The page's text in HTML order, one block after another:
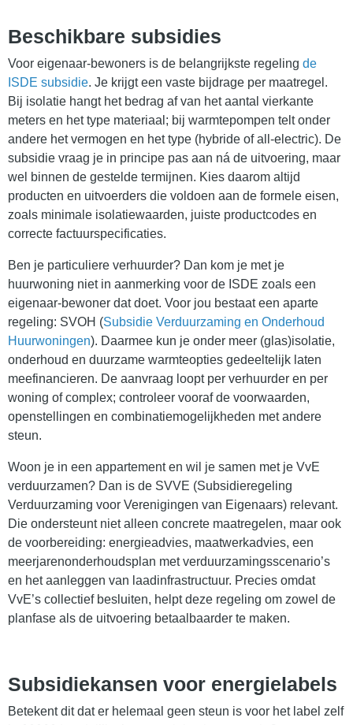
Beschikbare subsidies
Voor eigenaar-bewoners is de belangrijkste regeling de
ISDE subsidie. Je krijgt een vaste bijdrage per maatregel.
Bij isolatie hangt het bedrag af van het aantal vierkante
meters en het type materiaal; bij warmtepompen telt onder
andere het vermogen en het type (hybride of all-electric). De
subsidie vraag je in principe pas aan ná de uitvoering, maar
wel binnen de gestelde termijnen. Kies daarom altijd
producten en uitvoerders die voldoen aan de formele eisen,
zoals minimale isolatiewaarden, juiste productcodes en
correcte factuurspecificaties.
Ben je particuliere verhuurder? Dan kom je met je
huurwoning niet in aanmerking voor de ISDE zoals een
eigenaar-bewoner dat doet. Voor jou bestaat een aparte
regeling: SVOH (Subsidie Verduurzaming en Onderhoud
Huurwoningen). Daarmee kun je onder meer (glas)isolatie,
onderhoud en duurzame warmteopties gedeeltelijk laten
meefinancieren. De aanvraag loopt per verhuurder en per
woning of complex; controleer vooraf de voorwaarden,
openstellingen en combinatiemogelijkheden met andere
steun.
Woon je in een appartement en wil je samen met je VvE
verduurzamen? Dan is de SVVE (Subsidieregeling
Verduurzaming voor Verenigingen van Eigenaars) relevant.
Die ondersteunt niet alleen concrete maatregelen, maar ook
de voorbereiding: energieadvies, maatwerkadvies, een
meerjarenonderhoudsplan met verduurzamingsscenario’s
en het aanleggen van laadinfrastructuur. Precies omdat
VvE’s collectief besluiten, helpt deze regeling om zowel de
planfase als de uitvoering betaalbaarder te maken.
Subsidiekansen voor energielabels
Betekent dit dat er helemaal geen steun is voor het label zelf